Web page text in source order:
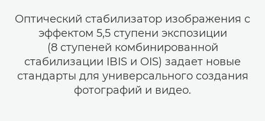
Оптический стабилизатор изображения с
эффектом 5,5 ступени экспозиции
(8 ступеней комбинированной
стабилизации IBIS и OIS) задает новые
стандарты для универсального создания
фотографий и видео.